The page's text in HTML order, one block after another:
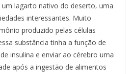
um lagarto nativo do deserto, uma
interessantes. Muito
produzido pelas células
substância tinha a função de
insulina e enviar ao cérebro uma
após a ingestão de alimentos